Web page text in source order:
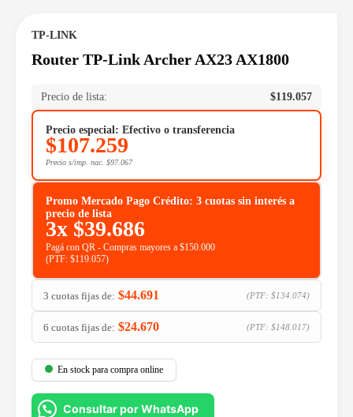
TP-LINK
Router TP-Link Archer AX23 AX1800
Precio de lista: $119.057
Precio especial: Efectivo o transferencia
$107.259
Precio s/imp. nac. $97.067
Promo Mercado Pago Crédito: 3 cuotas sin interés a
precio de lista
3x $39.686
Pagá con QR - Compras mayores a $150.000
(PTF: $119.057)
3 cuotas fijas de: $44.691 (PTF: $134.074)
6 cuotas fijas de: $24.670 (PTF: $148.017)
En stock para compra online
Consultar por WhatsApp